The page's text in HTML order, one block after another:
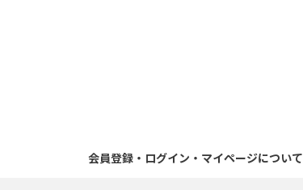
会員登録・ログイン・マイページについて